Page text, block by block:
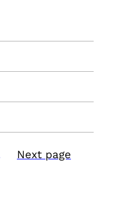
Next page